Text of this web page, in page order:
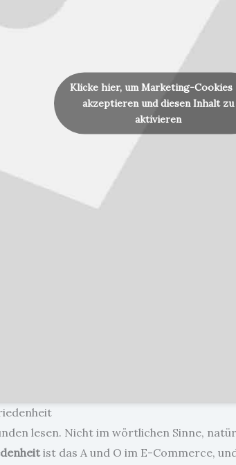
Klicke hier, um Marketing-Cookies
akzeptieren und diesen Inhalt zu
aktivieren
lesen. Nicht im wörtlichen Sinne,
ist das A und O im E-Commerce,